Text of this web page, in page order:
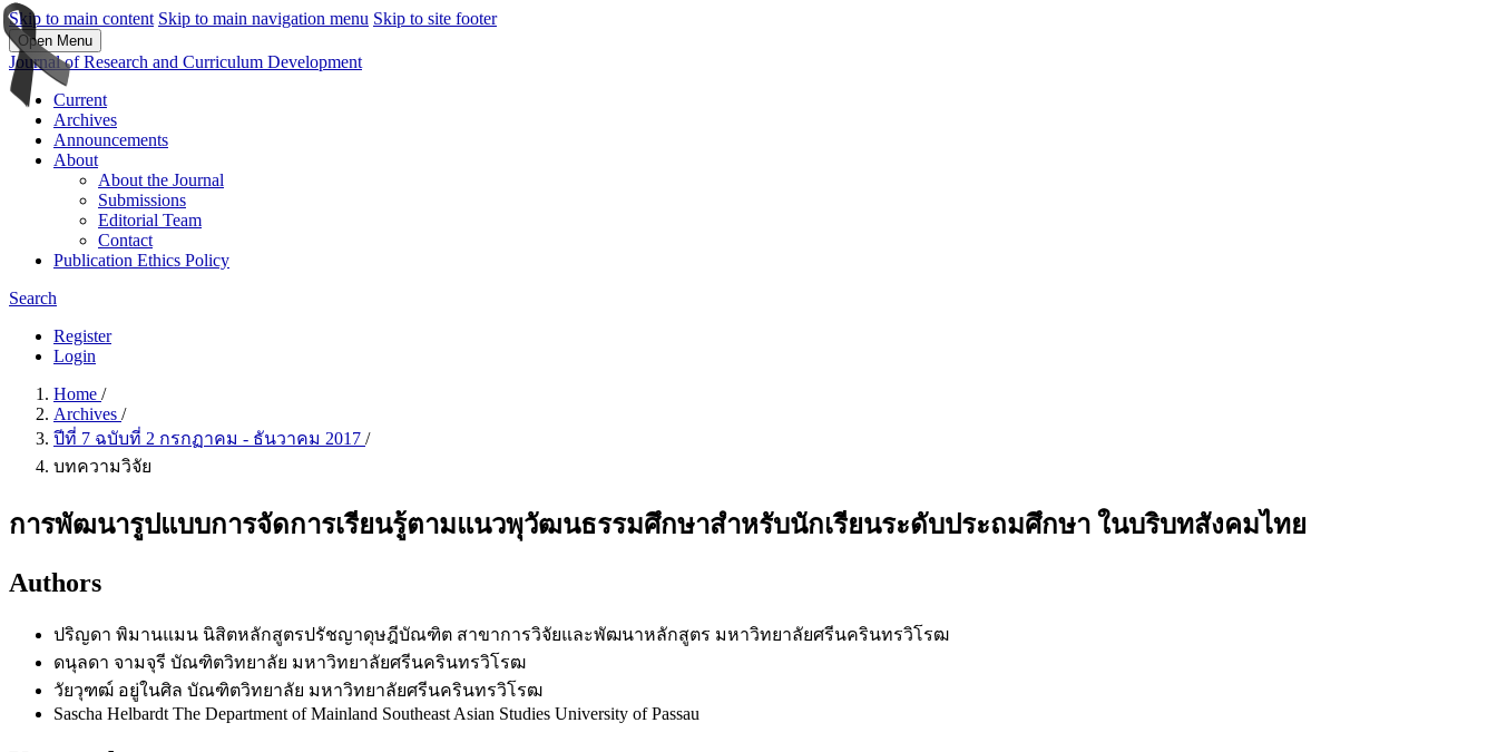
Skip to main content Skip to main navigation menu Skip to site footer
Open Menu
Journal of Research and Curriculum Development
Current
Archives
Announcements
About
About the Journal
Submissions
Editorial Team
Contact
Publication Ethics Policy
Search
Register
Login
Home /
Archives /
ปีที่ 7 ฉบับที่ 2 กรกฏาคม - ธันวาคม 2017 /
บทความวิจัย
การพัฒนารูปแบบการจัดการเรียนรู้ตามแนวพุวัฒนธรรมศึกษาสำหรับนักเรียนระดับประถมศึกษา ในบริบทสังคมไทย
Authors
ปริญดา พิมานแมน นิสิตหลักสูตรปรัชญาดุษฎีบัณฑิต สาขาการวิจัยและพัฒนาหลักสูตร มหาวิทยาลัยศรีนครินทรวิโรฒ
ดนุลดา จามจุรี บัณฑิตวิทยาลัย มหาวิทยาลัยศรีนครินทรวิโรฒ
วัยวุฑฒ์ อยู่ในศิล บัณฑิตวิทยาลัย มหาวิทยาลัยศรีนครินทรวิโรฒ
Sascha Helbardt The Department of Mainland Southeast Asian Studies University of Passau